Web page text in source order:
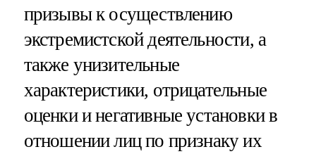
призывы к осуществлению
экстремистской деятельности, а
также унизительные
характеристики, отрицательные
оценки и негативные установки в
отношении лиц по признаку их